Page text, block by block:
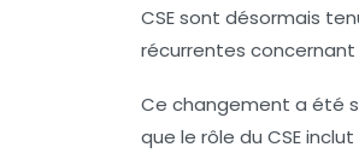
CSE sont désormais
récurrentes
Ce changement a été
que le rôle du CSE